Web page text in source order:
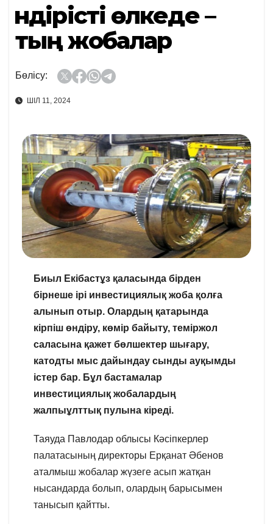
Өндірісті өлкеде –
тың жобалар
Бөлісу:
ШІЛ 11, 2024
Биыл Екібастұз қаласында бірден
бірнеше ірі инвестициялық жоба қолға
алынып отыр. Олардың қатарында
кірпіш өндіру, көмір байыту, теміржол
саласына қажет бөлшектер шығару,
катодты мыс дайындау сынды ауқымды
істер бар. Бұл бастамалар
инвестициялық жобалардың
жалпыұлттық пулына кіреді.
Таяуда Павлодар облысы Кәсіпкерлер
палатасының директоры Ерқанат Әбенов
аталмыш жобалар жүзеге асып жатқан
нысандарда болып, олардың барысымен
танысып қайтты.